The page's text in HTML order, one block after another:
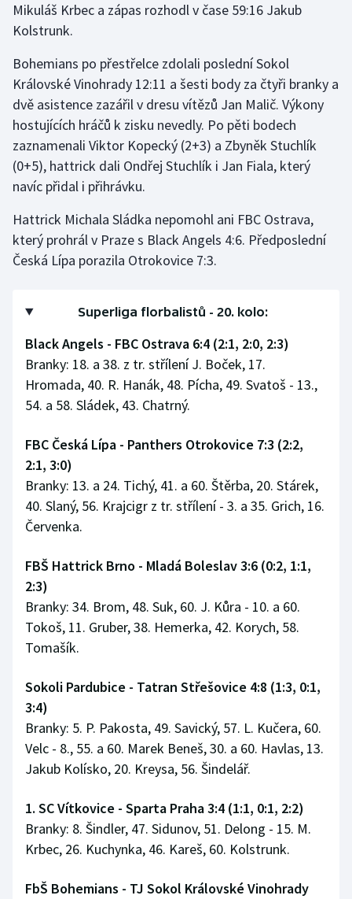
Krasobruslení
Lyže a snowboard
Moderní pětiboj
Motorsport
Olympijské hry
Parasport
Plážový volejbal
Ragby
Rychlobruslení
Short track
Sportovní střelba
Veslování
Vodní slalom
Volejbal
Ostatní
Mikuláš Krbec a zápas rozhodl v čase 59:16 Jakub
Kolstrunk.
Bohemians po přestřelce zdolali poslední Sokol
Královské Vinohrady 12:11 a šesti body za čtyři branky a
dvě asistence zazářil v dresu vítězů Jan Malič. Výkony
hostujících hráčů k zisku nevedly. Po pěti bodech
zaznamenali Viktor Kopecký (2+3) a Zbyněk Stuchlík
(0+5), hattrick dali Ondřej Stuchlík i Jan Fiala, který
navíc přidal i přihrávku.
Hattrick Michala Sládka nepomohl ani FBC Ostrava,
který prohrál v Praze s Black Angels 4:6. Předposlední
Česká Lípa porazila Otrokovice 7:3.
Superliga florbalistů - 20. kolo:
Black Angels - FBC Ostrava 6:4 (2:1, 2:0, 2:3)
Branky: 18. a 38. z tr. střílení J. Boček, 17.
Hromada, 40. R. Hanák, 48. Pícha, 49. Svatoš - 13.,
54. a 58. Sládek, 43. Chatrný.
FBC Česká Lípa - Panthers Otrokovice 7:3 (2:2,
2:1, 3:0)
Branky: 13. a 24. Tichý, 41. a 60. Štěrba, 20. Stárek,
40. Slaný, 56. Krajcigr z tr. střílení - 3. a 35. Grich, 16.
Červenka.
FBŠ Hattrick Brno - Mladá Boleslav 3:6 (0:2, 1:1,
2:3)
Branky: 34. Brom, 48. Suk, 60. J. Kůra - 10. a 60.
Tokoš, 11. Gruber, 38. Hemerka, 42. Korych, 58.
Tomašík.
Sokoli Pardubice - Tatran Střešovice 4:8 (1:3, 0:1,
3:4)
Branky: 5. P. Pakosta, 49. Savický, 57. L. Kučera, 60.
Velc - 8., 55. a 60. Marek Beneš, 30. a 60. Havlas, 13.
Jakub Kolísko, 20. Kreysa, 56. Šindelář.
1. SC Vítkovice - Sparta Praha 3:4 (1:1, 0:1, 2:2)
Branky: 8. Šindler, 47. Sidunov, 51. Delong - 15. M.
Krbec, 26. Kuchynka, 46. Kareš, 60. Kolstrunk.
FbŠ Bohemians - TJ Sokol Královské Vinohrady